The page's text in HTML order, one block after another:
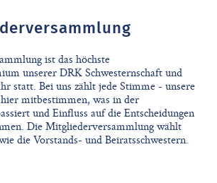
ist das höchste
unserer DRK Schwesternschaft und
statt. Bei uns zählt jede Stimme - unsere
mitbestimmen, was in der
und Einfluss auf die Entscheidungen
Die Mitgliederversammlung wählt
die Vorstands- und Beiratsschwestern.